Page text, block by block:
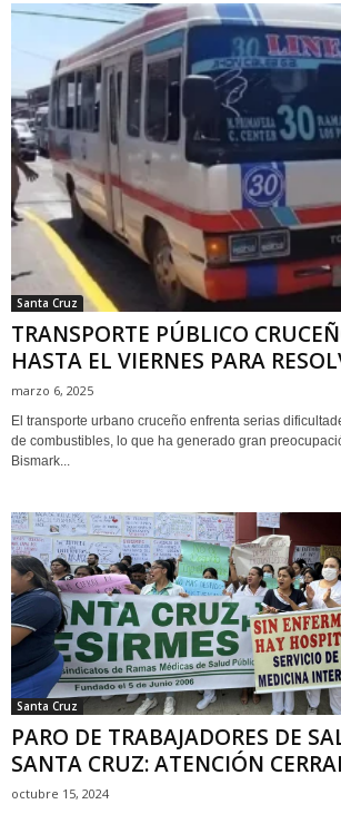
Santa Cruz
TRANSPORTE PÚBLICO
HASTA EL VIERNES PARA
marzo 6, 2025
El transporte urbano cruceño enfrenta serias
de combustibles, lo que ha generado gran
Bismark...
Santa Cruz
PARO DE TRABAJADORES DE
SANTA CRUZ: ATENCIÓN
octubre 15, 2024